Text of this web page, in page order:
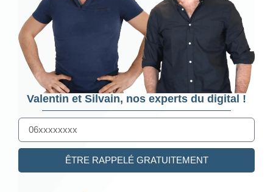
Valentin et Silvain, nos experts du digital !
ÊTRE RAPPELÉ GRATUITEMENT